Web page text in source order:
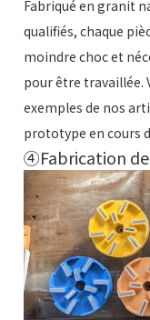
Fabriqué en granit
qualifiés, chaque
moindre choc et
pour être travaillée.
exemples de nos
prototype en cours
④Fabrication